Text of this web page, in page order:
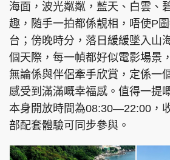
海面，波光粼粼，藍天、白雲、
趣，随手一拍都係靚相，唔使P
台；傍晚時分，落日緩緩墜入山
個天際，每一幀都好似電影場景
無論係與伴侶牽手欣賞，定係一
感受到滿滿嘅幸福感。值得一提
本身開放時間為08:30—22:00，
部配套體驗可同步參與。